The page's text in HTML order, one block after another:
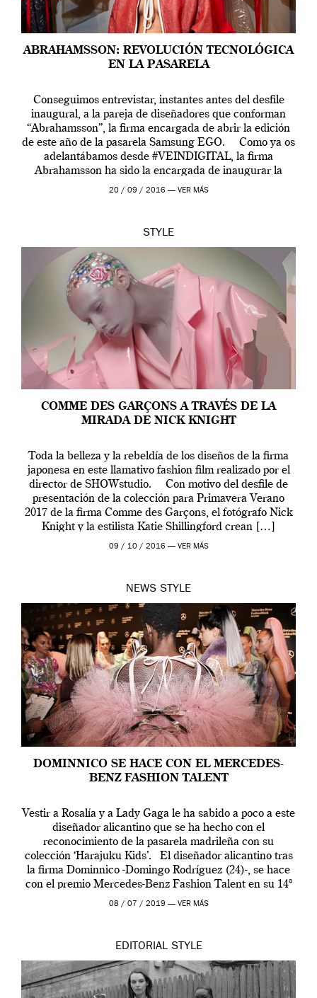
ABRAHAMSSON: REVOLUCIÓN TECNOLÓGICA
EN LA PASARELA
Conseguimos entrevistar, instantes antes del desfile
inaugural, a la pareja de diseñadores que conforman
“Abrahamsson”, la firma encargada de abrir la edición
de este año de la pasarela Samsung EGO. Como ya os
adelantábamos desde #VEINDIGITAL, la firma
Abrahamsson ha sido la encargada de inaugurar la
edición de este año de EGO, la […]
20 / 09 / 2016 — VER MÁS
STYLE
COMME DES GARÇONS A TRAVÉS DE LA
MIRADA DE NICK KNIGHT
Toda la belleza y la rebeldía de los diseños de la firma
japonesa en este llamativo fashion film realizado por el
director de SHOWstudio. Con motivo del desfile de
presentación de la colección para Primavera Verano
2017 de la firma Comme des Garçons, el fotógrafo Nick
Knight y la estilista Katie Shillingford crean […]
09 / 10 / 2016 — VER MÁS
NEWS STYLE
DOMINNICO SE HACE CON EL MERCEDES-
BENZ FASHION TALENT
Vestir a Rosalía y a Lady Gaga le ha sabido a poco a este
diseñador alicantino que se ha hecho con el
reconocimiento de la pasarela madrileña con su
colección ‘Harajuku Kids’. El diseñador alicantino tras
la firma Dominnico -Domingo Rodríguez (24)-, se hace
con el premio Mercedes-Benz Fashion Talent en su 14ª
edición. […]
08 / 07 / 2019 — VER MÁS
EDITORIAL STYLE